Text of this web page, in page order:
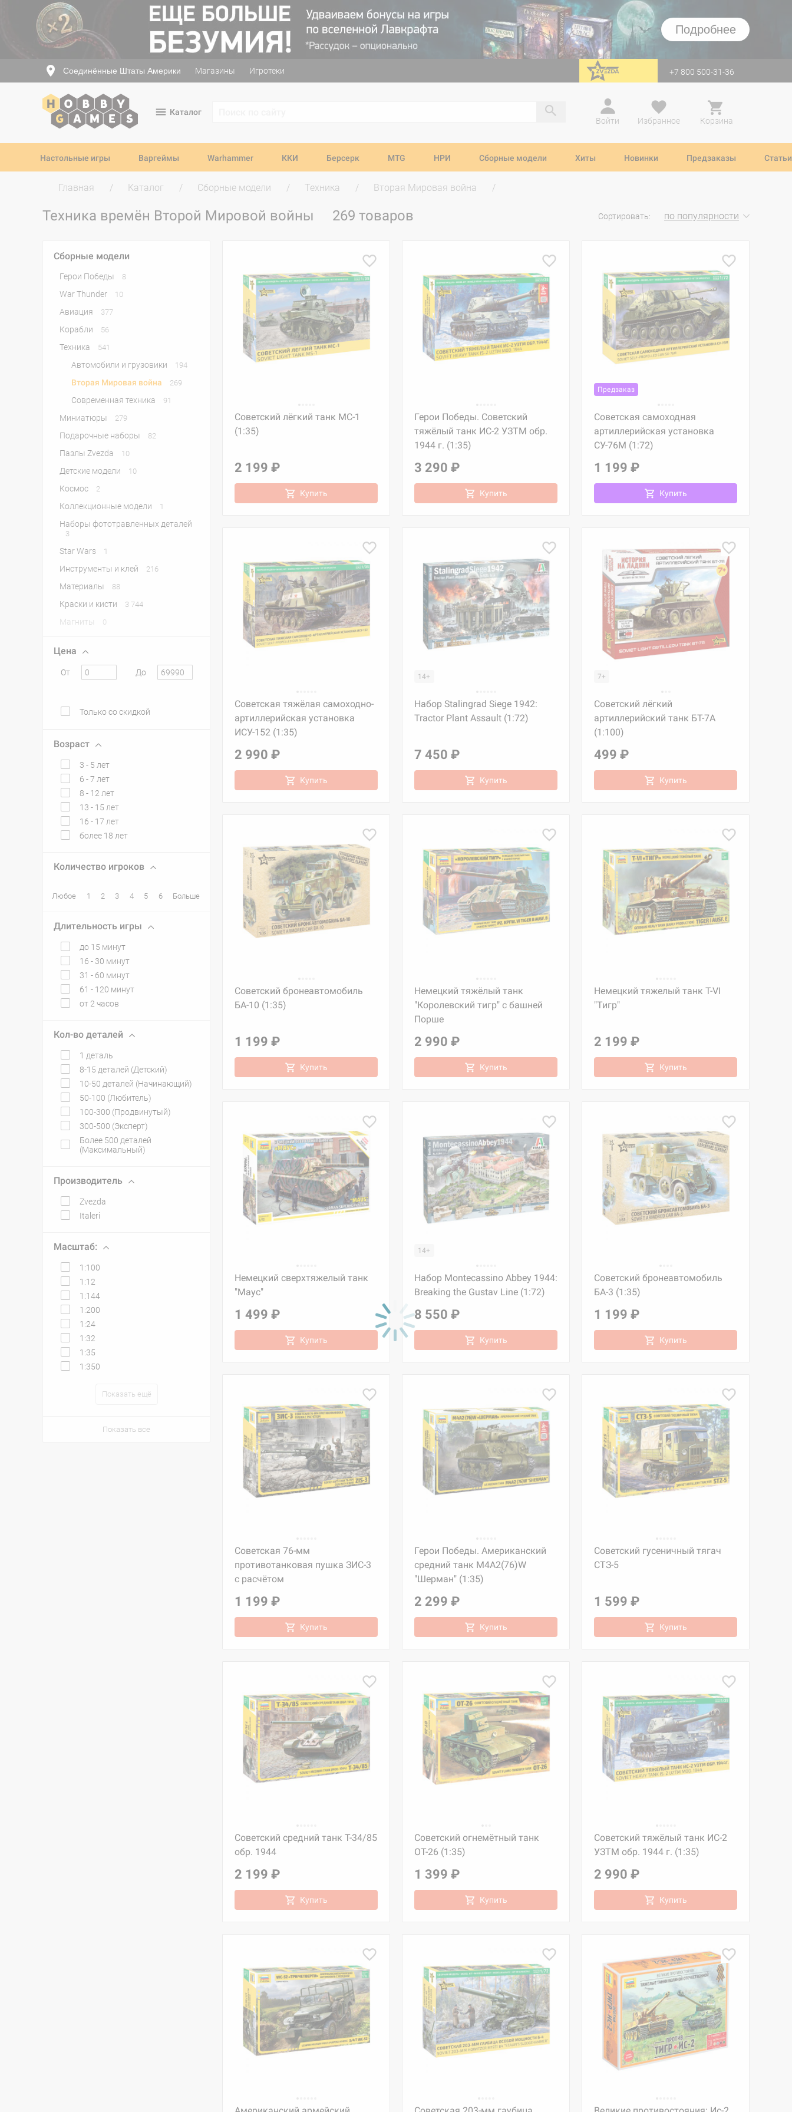
Подробнее
Соединённые Штаты Америки Магазины Игротеки перейти на Zvezda +7 800 500-31-36
Каталог
Войти
Избранное Корзина
Настольные игры Варгеймы Warhammer ККИ Берсерк MTG НРИ Сборные модели Хиты Новинки Предзаказы Статьи
Главная Каталог Сборные модели Техника Вторая Мировая война
Техника времён Второй Мировой войны 269 товаров Сортировать: по популярности
Сборные модели
Герои Победы 8
War Thunder 10
Авиация 377
Корабли 56
Техника 541
Автомобили и грузовики 194
Вторая Мировая война 269
Современная техника 91
Миниатюры 279
Подарочные наборы 82
Пазлы Zvezda 10
Детские модели 10
Космос 2
Коллекционные модели 1
Наборы фототравленных деталей
3
Star Wars 1
Инструменты и клей 216
Материалы 88
Краски и кисти 3 744
Магниты 0
Цена
От До
Только со скидкой
Возраст
3 - 5 лет
6 - 7 лет
8 - 12 лет
13 - 15 лет
16 - 17 лет
более 18 лет
Количество игроков
Любое 1 2 3 4 5 6 Больше
Длительность игры
до 15 минут
16 - 30 минут
31 - 60 минут
61 - 120 минут
от 2 часов
Кол-во деталей
1 деталь
8-15 деталей (Детский)
10-50 деталей (Начинающий)
50-100 (Любитель)
100-300 (Продвинутый)
300-500 (Эксперт)
Более 500 деталей
(Максимальный)
Производитель
Zvezda
Italeri
Масштаб:
1:100
1:12
1:144
1:200
1:24
1:32
1:35
1:350
Показать ещё
Показать все
Советский лёгкий танк МС-1
(1:35)
2 199 ₽
Купить
Герои Победы. Советский
тяжёлый танк ИС-2 УЗТМ обр.
1944 г. (1:35)
3 290 ₽
Купить
Предзаказ
Советская самоходная
артиллерийская установка
СУ-76М (1:72)
1 199 ₽
Купить
Советская тяжёлая самоходно-
артиллерийская установка
ИСУ-152 (1:35)
2 990 ₽
Купить
14+
Набор Stalingrad Siege 1942:
Tractor Plant Assault (1:72)
7 450 ₽
Купить
7+
Советский лёгкий
артиллерийский танк БТ-7А
(1:100)
499 ₽
Купить
Советский бронеавтомобиль
БА-10 (1:35)
1 199 ₽
Купить
Немецкий тяжёлый танк
"Королевский тигр" с башней
Порше
2 990 ₽
Купить
Немецкий тяжелый танк T-VI
"Тигр"
2 199 ₽
Купить
Немецкий сверхтяжелый танк
"Маус"
1 499 ₽
Купить
14+
Набор Montecassino Abbey 1944:
Breaking the Gustav Line (1:72)
8 550 ₽
Купить
Советский бронеавтомобиль
БА-3 (1:35)
1 199 ₽
Купить
Советская 76-мм
противотанковая пушка ЗИС-3
с расчётом
1 199 ₽
Купить
Герои Победы. Американский
средний танк М4А2(76)W
"Шерман" (1:35)
2 299 ₽
Купить
Советский гусеничный тягач
СТЗ-5
1 599 ₽
Купить
Советский средний танк Т-34/85
обр. 1944
2 199 ₽
Купить
Советский огнемётный танк
ОТ-26 (1:35)
1 399 ₽
Купить
Советский тяжёлый танк ИС-2
УЗТМ обр. 1944 г. (1:35)
2 990 ₽
Купить